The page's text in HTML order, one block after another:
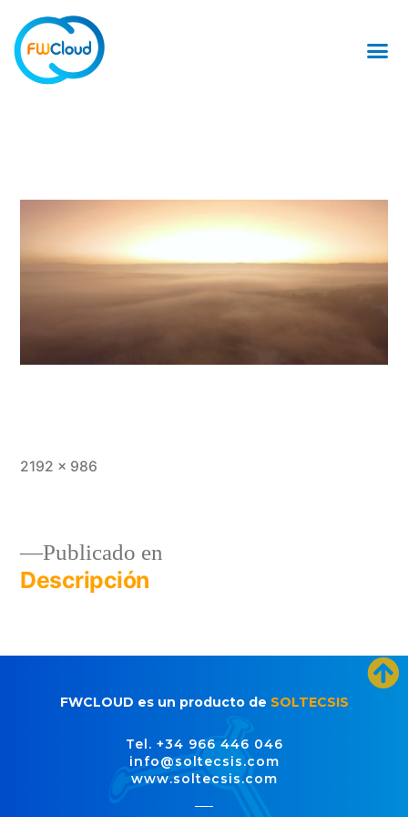
2192 × 986
Publicado en
Descripción
FWCLOUD es un producto de SOLTECSIS
Tel. +34 966 446 046
info@soltecsis.com
www.soltecsis.com